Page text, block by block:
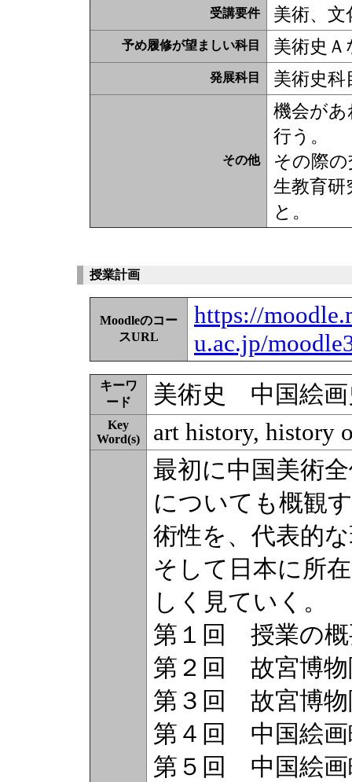
受講要件 美術、
予め履修が望ましい科目 美術史Ａ
発展科目 美術史科
その他
機会が
行う。
その際
生教育研
と。
授業計画
Moodleのコー
スURL
https://
u.ac.jp/
キーワ
ード
美術史 中国絵画
Key
Word(s)
art history, history
最初に中国美術
についても概観
術性を、代表的
そして日本に所
しく見ていく。
第１回 授業の
第２回 故宮博
第３回 故宮博物
第４回 中国絵
第５回 中国絵